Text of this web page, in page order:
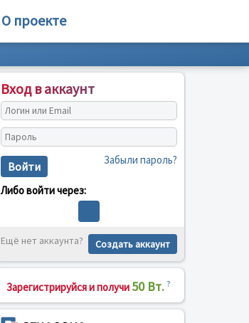
О проекте
Вход в аккаунт
Войти Забыли пароль?
Либо войти через:
Ещё нет аккаунта? Создать аккаунт
Зарегистрируйся и получи 50 Вт. ?